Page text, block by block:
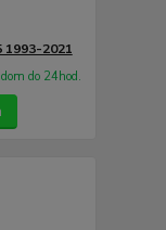
1993-2021
do 24hod.